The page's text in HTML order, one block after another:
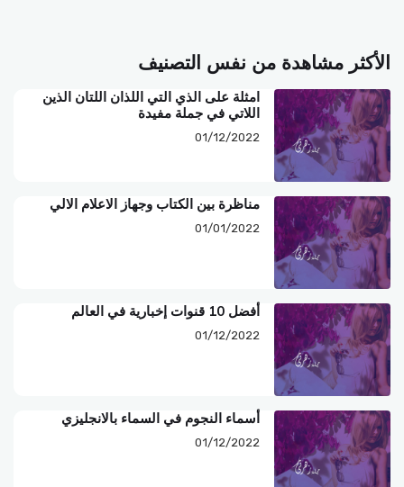
الأكثر مشاهدة من نفس التصنيف
امثلة على الذي التي اللذان اللتان الذين
اللاتي في جملة مفيدة
01/12/2022
مناظرة بين الكتاب وجهاز الاعلام الالي
01/01/2022
أفضل 10 قنوات إخبارية في العالم
01/12/2022
أسماء النجوم في السماء بالانجليزي
01/12/2022